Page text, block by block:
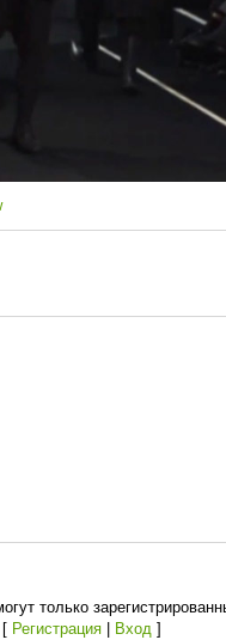
только
[ Регистрация| Вход]